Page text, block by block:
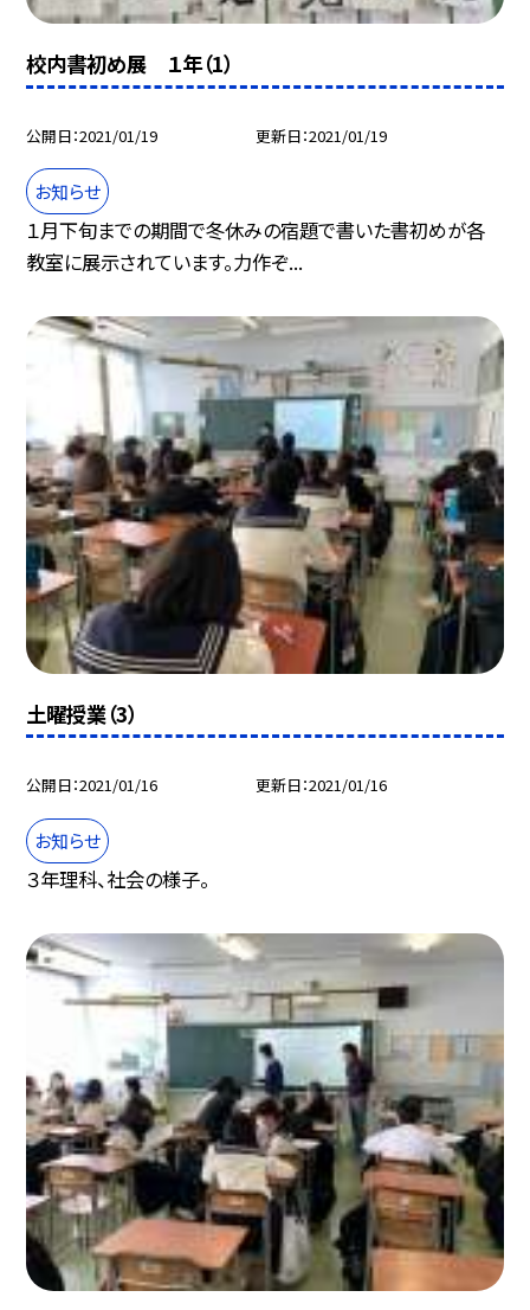
校内書初め展 １年（1）
公開日 2021/01/19 更新日 2021/01/19
お知らせ
１月下旬までの期間で冬休みの宿題で書いた書初めが各
教室に展示されています。力作ぞ...
土曜授業（3）
公開日 2021/01/16 更新日 2021/01/16
お知らせ
３年理科、社会の様子。